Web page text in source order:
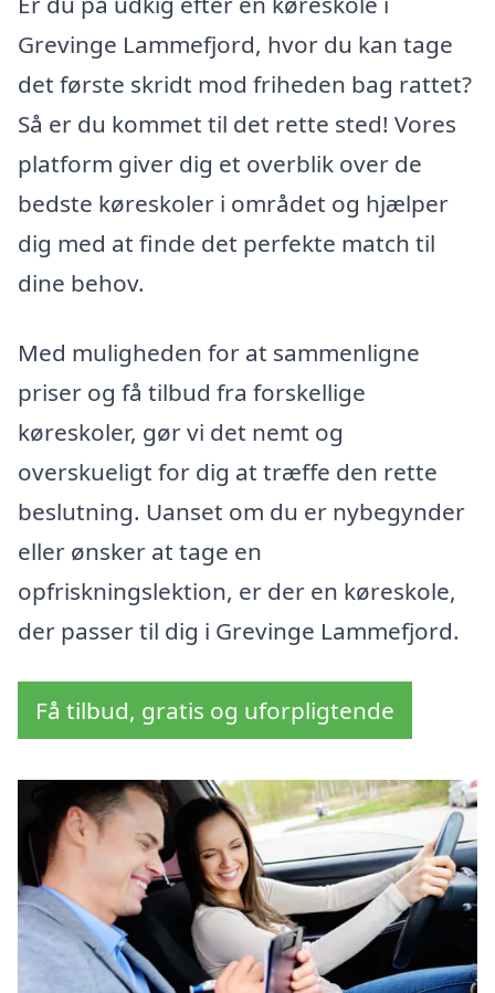
Grevinge Lammefjord, hvor du kan tage
det første skridt mod friheden bag rattet?
Så er du kommet til det rette sted! Vores
platform giver dig et overblik over de
bedste køreskoler i området og hjælper
dig med at finde det perfekte match til
dine behov.
Med muligheden for at sammenligne
priser og få tilbud fra forskellige
køreskoler, gør vi det nemt og
overskueligt for dig at træffe den rette
beslutning. Uanset om du er nybegynder
eller ønsker at tage en
opfriskningslektion, er der en køreskole,
der passer til dig i Grevinge Lammefjord.
Få tilbud, gratis og uforpligtende